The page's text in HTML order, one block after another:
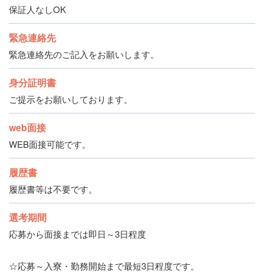
保証人なしOK
緊急連絡先
緊急連絡先のご記入をお願いします。
身分証明書
ご提示をお願いしております。
web面接
WEB面接可能です。
履歴書
履歴書等は不要です。
選考期間
応募から面接までは即日～3日程度
☆応募～入寮・勤務開始まで最短3日程度です。